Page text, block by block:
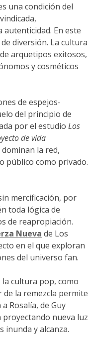
una condición del
En este
diversión. La cultura
arquetipos exitosos,
y cosméticos
de espejos-
del principio de
por el estudio Los
de vida
la red,
público como privado.
mercificación, por
toda lógica de
de reapropiación.
Nueva de Los
en el que exploran
del universo fan.
cultura pop, como
la remezcla permite
Rosalía, de Guy
nueva luz
inunda y alcanza.